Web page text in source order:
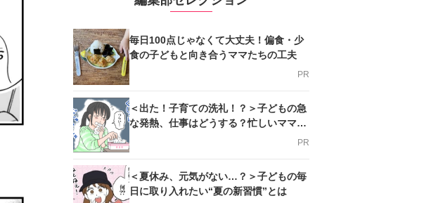
毎日100点じゃなくて大丈夫！偏食・少
食の子どもと向き合うママたちの工夫
PR
＜出た！子育ての洗礼！？＞子どもの急
な発熱、仕事はどうする？忙しいママを
PR
＜夏休み、元気がない…？＞子どもの毎
日に取り入れたい“夏の新習慣”とは